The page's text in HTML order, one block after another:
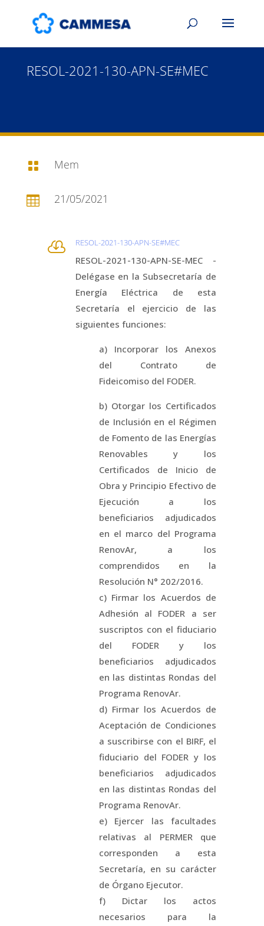
RESOL-2021-130-APN-SE#MEC
 Mem
 21/05/2021
 RESOL-2021-130-APN-SE#MEC
RESOL-2021-130-APN-SE-MEC -
Delégase en la Subsecretaría de
Energía Eléctrica de esta
Secretaría el ejercicio de las
siguientes funciones:
a) Incorporar los Anexos
del Contrato de
Fideicomiso del FODER.
b) Otorgar los Certificados
de Inclusión en el Régimen
de Fomento de las Energías
Renovables y los
Certificados de Inicio de
Obra y Principio Efectivo de
Ejecución a los
beneficiarios adjudicados
en el marco del Programa
RenovAr, a los
comprendidos en la
Resolución N° 202/2016.
c) Firmar los Acuerdos de
Adhesión al FODER a ser
suscriptos con el fiduciario
del FODER y los
beneficiarios adjudicados
en las distintas Rondas del
Programa RenovAr.
d) Firmar los Acuerdos de
Aceptación de Condiciones
a suscribirse con el BIRF, el
fiduciario del FODER y los
beneficiarios adjudicados
en las distintas Rondas del
Programa RenovAr.
e) Ejercer las facultades
relativas al PERMER que
corresponden a esta
Secretaría, en su carácter
de Órgano Ejecutor.
f) Dictar los actos
necesarios para la